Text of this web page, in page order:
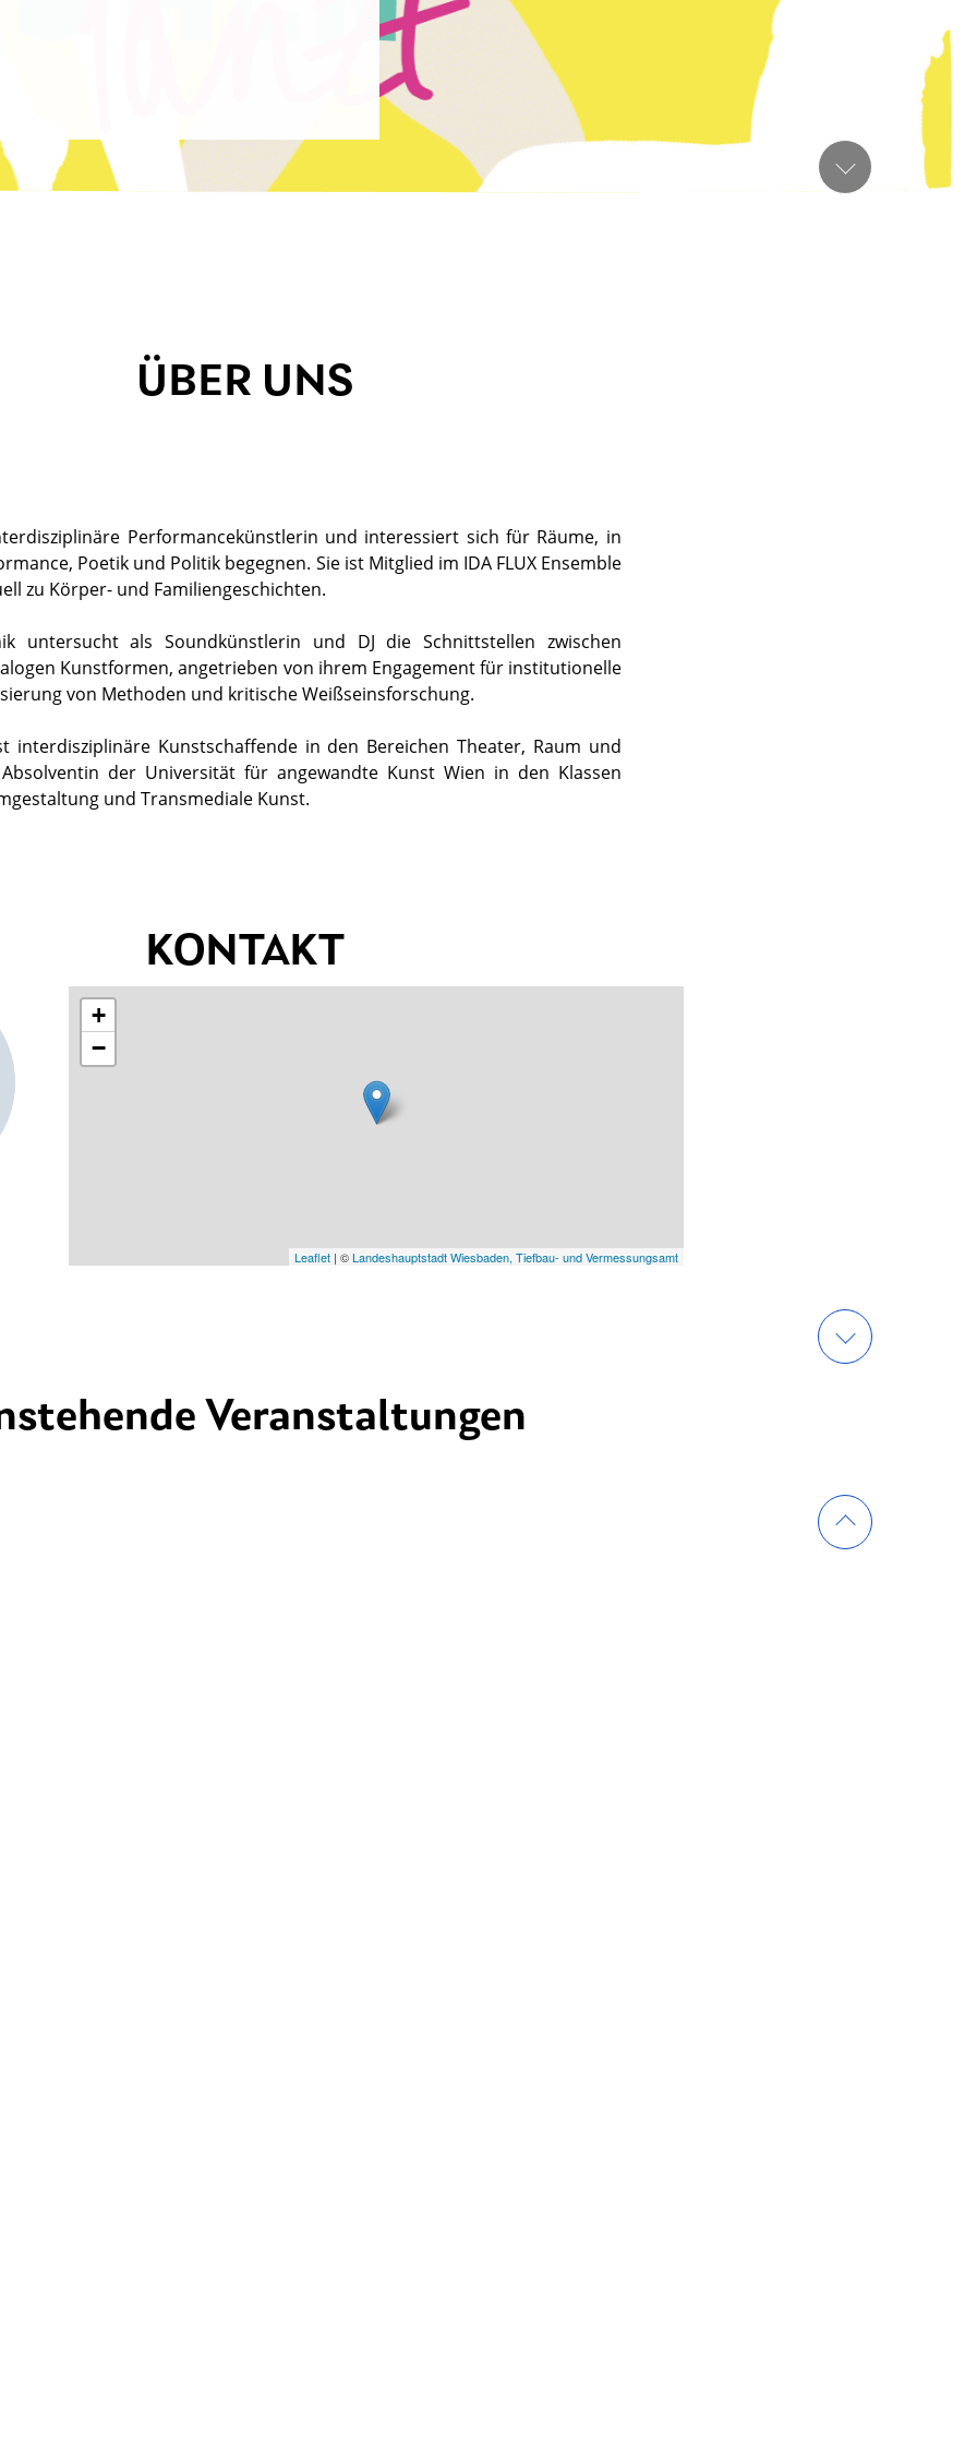
ÜBER UNS
Performancekünstlerin und interessiert sich für Räume, in
Poetik und Politik begegnen. Sie ist Mitglied im IDA FLUX Ensemble
zu Körper- und Familiengeschichten.
untersucht als Soundkünstlerin und DJ die Schnittstellen zwischen
Kunstformen, angetrieben von ihrem Engagement für institutionelle
von Methoden und kritische Weißseinsforschung.
interdisziplinäre Kunstschaffende in den Bereichen Theater, Raum und
der Universität für angewandte Kunst Wien in den Klassen
und Transmediale Kunst.
KONTAKT
+
−
Leaflet | ©Landeshauptstadt Wiesbaden, Tiefbau- und Vermessungsamt
Veranstaltungen